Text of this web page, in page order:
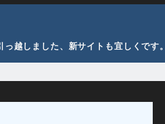
越しました、新サイトも宜しくです。